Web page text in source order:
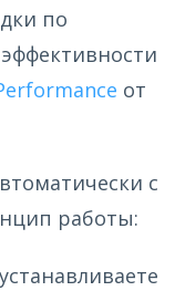
по
от
с
работы: